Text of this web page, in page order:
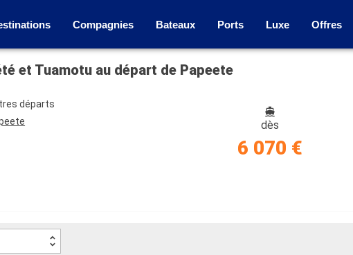
Compagnies Bateaux Ports Luxe Offres
et Tuamotu au départ de Papeete
départs
dès
6 070 €